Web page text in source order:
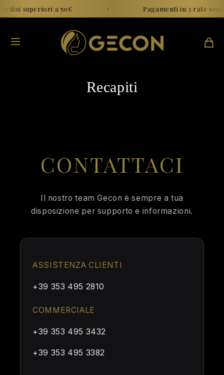
Vai al
contenuto
superiori a 50€ Pagamenti in 3 rate
Recapiti
CONTATTACI
Il nostro team Gecon è sempre a tua
disposizione per supporto e informazioni.
ASSISTENZA CLIENTI
+39 353 495 2810
COMMERCIALE
+39 353 495 3432
+39 353 495 3382